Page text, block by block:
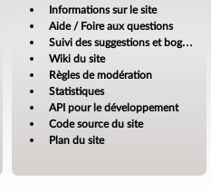
Informations sur le site
Aide / Foire aux questions
Suivi des suggestions et bogues
Wiki du site
Règles de modération
Statistiques
API pour le développement
Code source du site
Plan du site